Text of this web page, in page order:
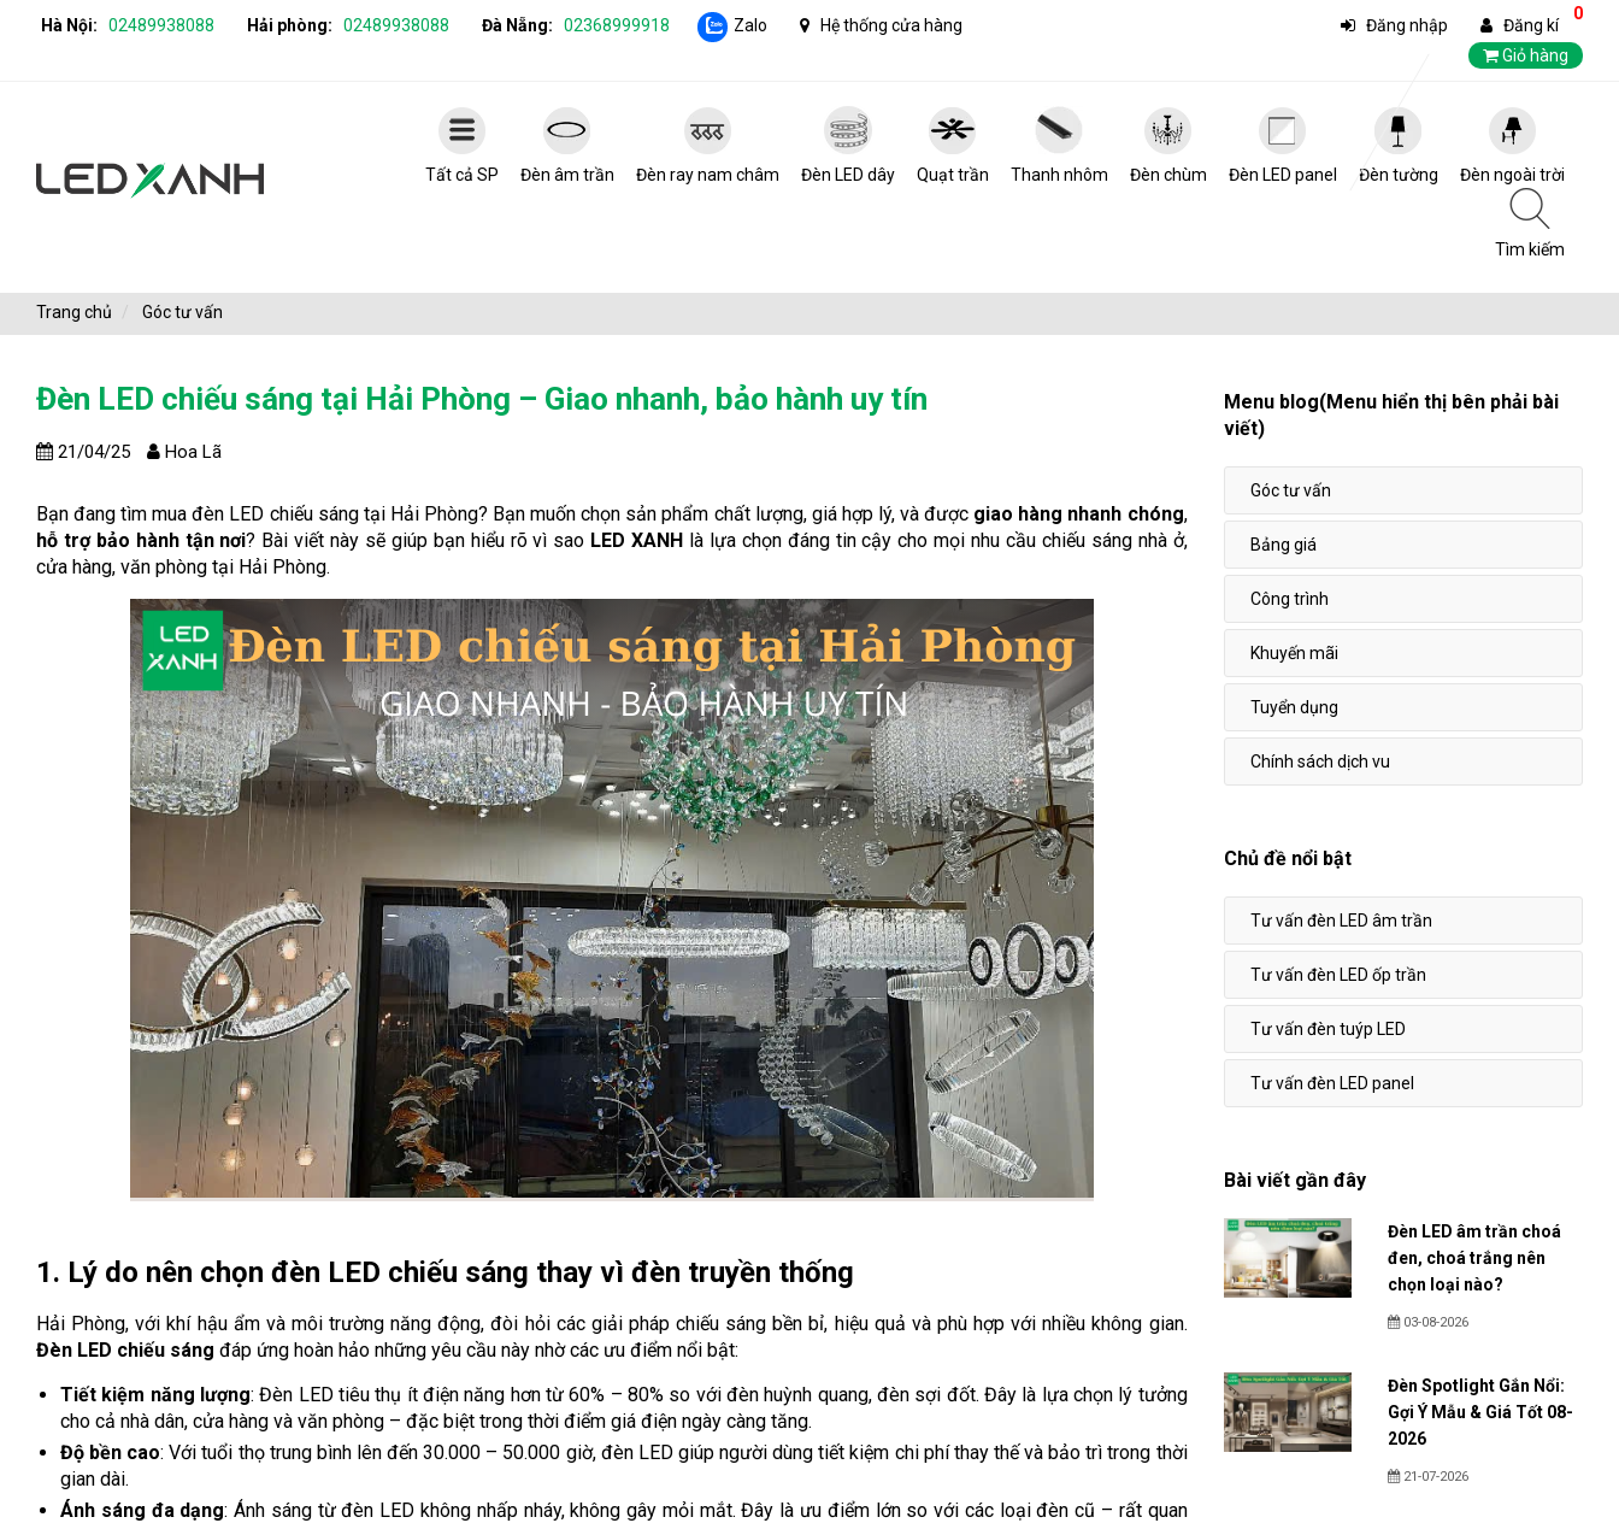
Hà Nội: 02489938088 Hải phòng: 02489938088 Đà Nẵng: 02368999918 Zalo Hệ thống cửa hàng Đăng nhập
Đăng kí
Giỏ hàng
0
Tất cả SP Đèn âm trần Đèn ray nam châm Đèn LED dây Quạt trần Thanh nhôm Đèn chùm Đèn LED panel Đèn tường Đèn ngoài trời
Tìm kiếm
Trang chủ Góc tư vấn
Đèn LED chiếu sáng tại Hải Phòng – Giao nhanh, bảo hành uy tín
21/04/25 Hoa Lã
Bạn đang tìm mua đèn LED chiếu sáng tại Hải Phòng? Bạn muốn chọn sản phẩm chất lượng, giá hợp lý, và được giao hàng nhanh chóng,
hỗ trợ bảo hành tận nơi? Bài viết này sẽ giúp bạn hiểu rõ vì sao LED XANH là lựa chọn đáng tin cậy cho mọi nhu cầu chiếu sáng nhà ở,
cửa hàng, văn phòng tại Hải Phòng.
1. Lý do nên chọn đèn LED chiếu sáng thay vì đèn truyền thống
Hải Phòng, với khí hậu ẩm và môi trường năng động, đòi hỏi các giải pháp chiếu sáng bền bỉ, hiệu quả và phù hợp với nhiều không gian.
Đèn LED chiếu sáng đáp ứng hoàn hảo những yêu cầu này nhờ các ưu điểm nổi bật:
Tiết kiệm năng lượng: Đèn LED tiêu thụ ít điện năng hơn từ 60% – 80% so với đèn huỳnh quang, đèn sợi đốt. Đây là lựa chọn lý tưởng
cho cả nhà dân, cửa hàng và văn phòng – đặc biệt trong thời điểm giá điện ngày càng tăng.
Độ bền cao: Với tuổi thọ trung bình lên đến 30.000 – 50.000 giờ, đèn LED giúp người dùng tiết kiệm chi phí thay thế và bảo trì trong thời
gian dài.
Ánh sáng đa dạng: Ánh sáng từ đèn LED không nhấp nháy, không gây mỏi mắt. Đây là ưu điểm lớn so với các loại đèn cũ – rất quan
Menu blog(Menu hiển thị bên phải bài
viết)
Góc tư vấn
Bảng giá
Công trình
Khuyến mãi
Tuyển dụng
Chính sách dịch vu
Chủ đề nổi bật
Tư vấn đèn LED âm trần
Tư vấn đèn LED ốp trần
Tư vấn đèn tuýp LED
Tư vấn đèn LED panel
Bài viết gần đây
Đèn LED âm trần choá
đen, choá trắng nên
chọn loại nào?
03-08-2026
Đèn Spotlight Gắn Nổi:
Gợi Ý Mẫu & Giá Tốt 08-
2026
21-07-2026